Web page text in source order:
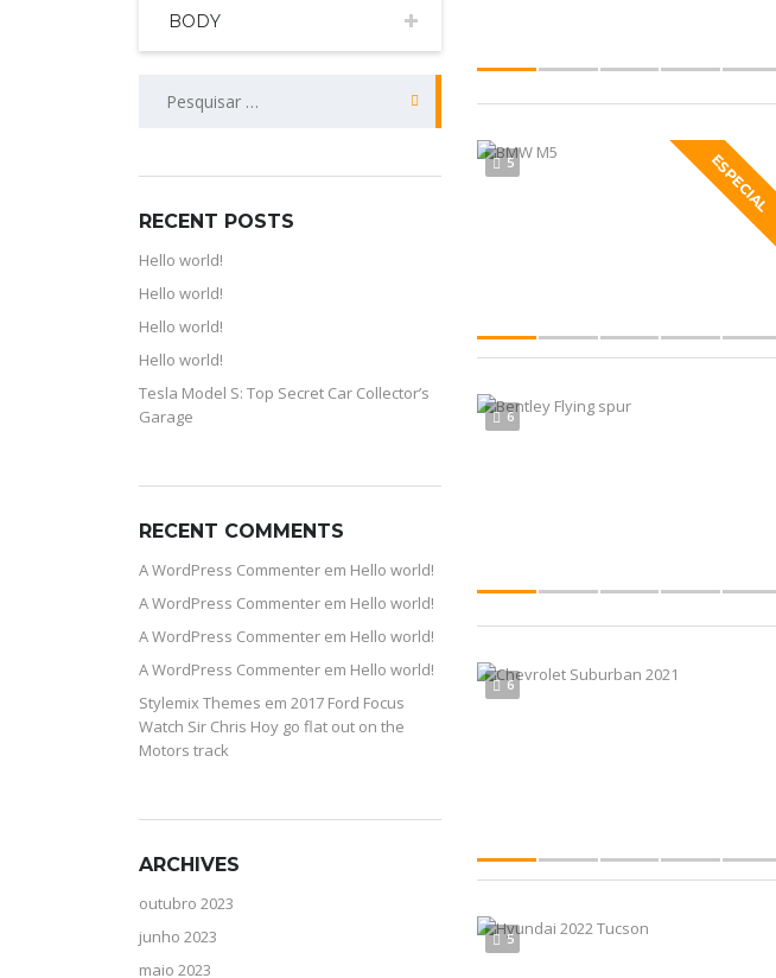
BODY
PESQUISAR
RECENT POSTS
Hello world!
Hello world!
Hello world!
Hello world!
Tesla Model S: Top Secret Car Collector’s
Garage
RECENT COMMENTS
A WordPress Commenter em Hello world!
A WordPress Commenter em Hello world!
A WordPress Commenter em Hello world!
A WordPress Commenter em Hello world!
Stylemix Themes em 2017 Ford Focus
Watch Sir Chris Hoy go flat out on the
Motors track
ARCHIVES
outubro 2023
junho 2023
maio 2023
5 ESPECIAL
6
6
5